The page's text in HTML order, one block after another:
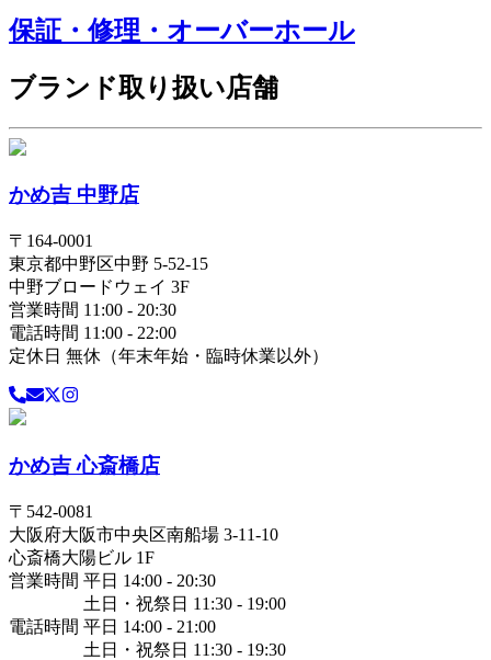
保証・修理・オーバーホール
ブランド取り扱い店舗
かめ吉 中野店
〒 164-0001
東京都中野区中野 5-52-15
中野ブロードウェイ 3F
営業時間 11:00 - 20:30
電話時間 11:00 - 22:00
定休日 無休（年末年始・臨時休業以外）
かめ吉 心斎橋店
〒 542-0081
大阪府大阪市中央区南船場 3-11-10
心斎橋大陽ビル 1F
営業時間 平日 14:00 - 20:30
土日・祝祭日 11:30 - 19:00
電話時間 平日 14:00 - 21:00
土日・祝祭日 11:30 - 19:30